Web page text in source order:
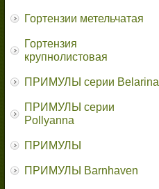
Гортензии метельчатая
Гортензия
крупнолистовая
ПРИМУЛЫ серии Belarina
ПРИМУЛЫ серии
Pollyanna
ПРИМУЛЫ
ПРИМУЛЫ Barnhaven